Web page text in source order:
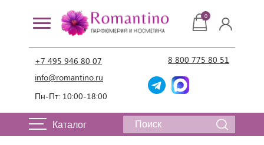
+7 495 946 80 07
info@romantino.ru
Пн-Пт: 10:00-18:00
8 800 775 80 51
0
Каталог